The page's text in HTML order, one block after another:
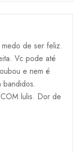
de ser feliz.
Vc pode até
e nem é
bandidos.
lulis. Dor de